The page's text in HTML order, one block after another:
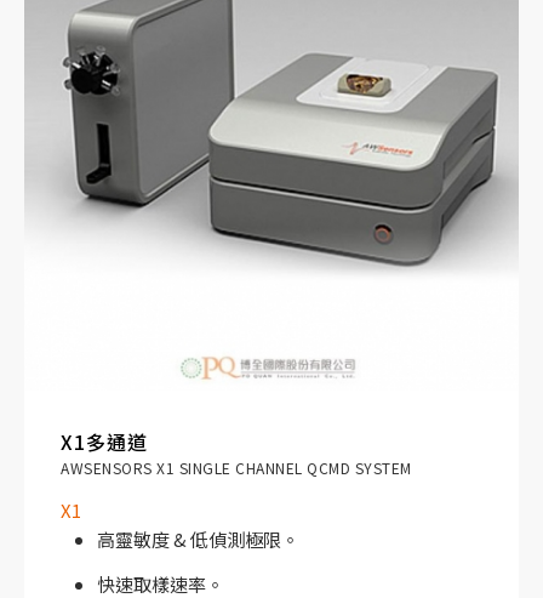
X1多通道
AWSENSORS X1 SINGLE CHANNEL QCMD SYSTEM
X1
高靈敏度 & 低偵測極限。
快速取樣速率。